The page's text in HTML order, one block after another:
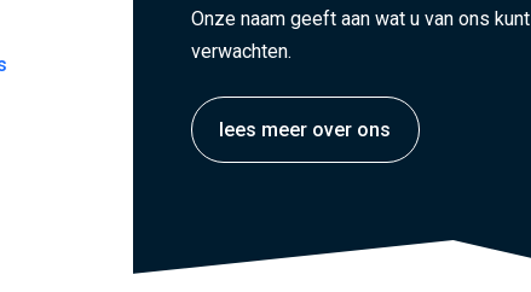
Onze naam geeft aan wat u van ons kunt
verwachten.
lees meer over ons